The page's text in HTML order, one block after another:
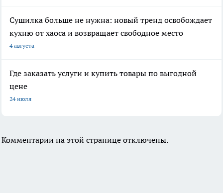
Сушилка больше не нужна: новый тренд освобождает
кухню от хаоса и возвращает свободное место
4 августа
Где заказать услуги и купить товары по выгодной
цене
24 июля
Комментарии на этой странице отключены.